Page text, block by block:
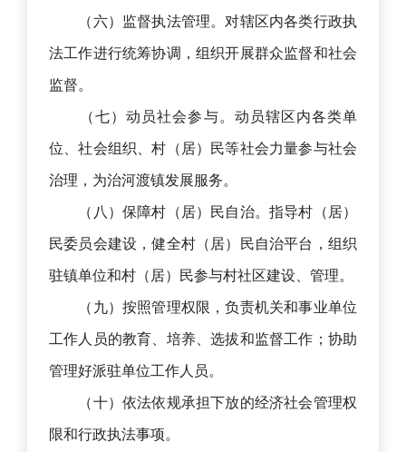
（六）监督执法管理。对辖区内各类行政执
法工作进行统筹协调，组织开展群众监督和社会
监督。
（七）动员社会参与。动员辖区内各类单
位、社会组织、村（居）民等社会力量参与社会
治理，为治河渡镇发展服务。
（八）保障村（居）民自治。指导村（居）
民委员会建设，健全村（居）民自治平台，组织
驻镇单位和村（居）民参与村社区建设、管理。
（九）按照管理权限，负责机关和事业单位
工作人员的教育、培养、选拔和监督工作；协助
管理好派驻单位工作人员。
（十）依法依规承担下放的经济社会管理权
限和行政执法事项。